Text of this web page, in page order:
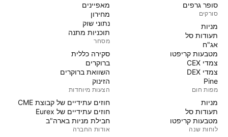
סופר גרפים
סורקים
מניות‏
תעודות סל
אג"ח
מטבעות קריפטו
צמדי CEX
צמדי DEX
Pine
מפות חום
מניות‏
תעודות סל
מטבעות קריפטו
לוחות שנה
מאפיינים
מחירון
נתוני שוק
תוכניות מתנה
מסחר
סקירה כללית
ברוקרים
השוואת ברוקרים
הזינוק
הצעות מיוחדות
חוזים עתידיים של קבוצת CME
חוזים עתידיים של Eurex
חבילת מניות בארה"ב
אודות החברה